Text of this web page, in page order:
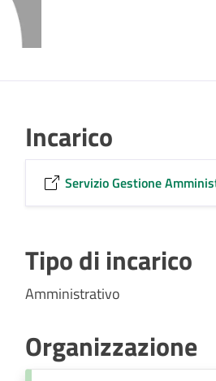
Incarico
Servizio Gestione
Tipo di incarico
Amministrativo
Organizzazione